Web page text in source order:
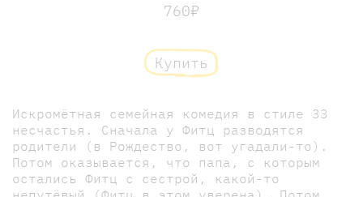
760₽
Купить
Искромётная семейная комедия в стиле 33
несчастья. Сначала у Фитц разводятся
родители (в Рождество, вот угадали-то).
Потом оказывается, что папа, с которым
остались Фитц с сестрой, какой-то